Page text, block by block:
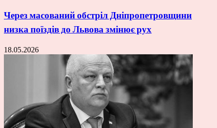
Через масований обстріл Дніпропетровщини
низка поїздів до Львова змінює рух
18.05.2026